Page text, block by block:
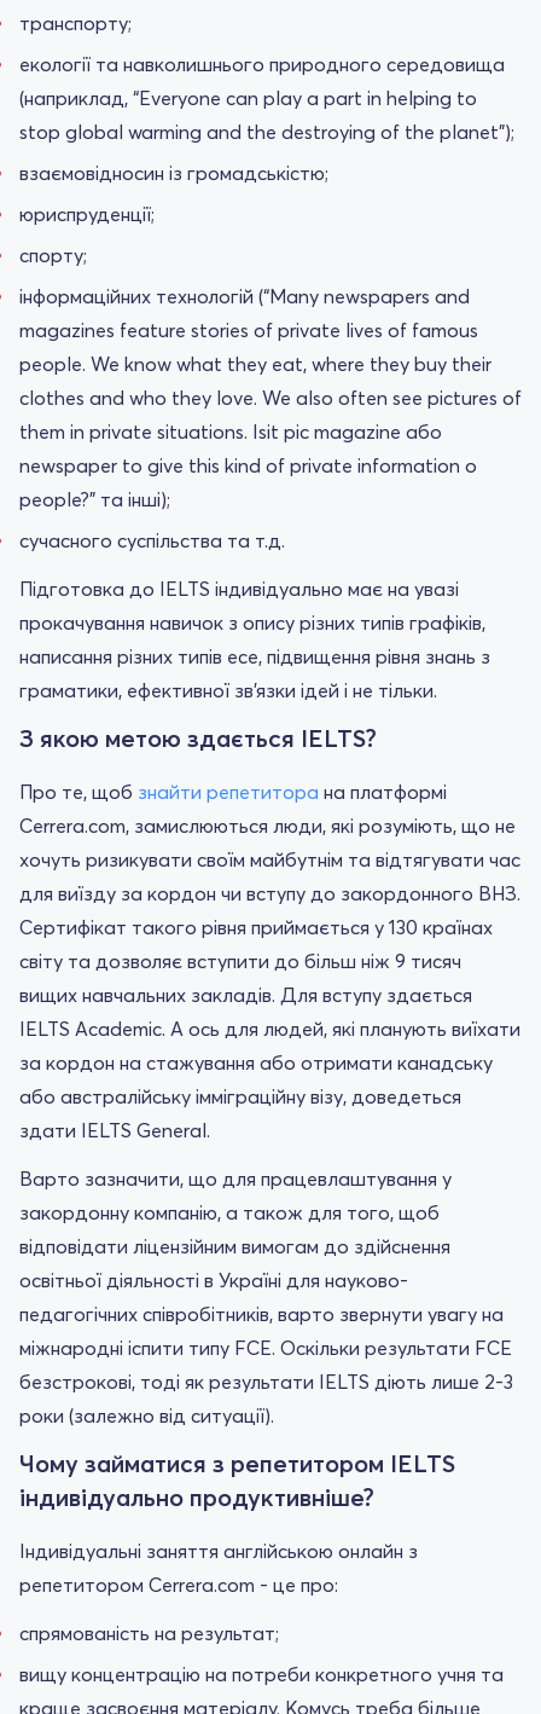
транспорту;
екології та навколишнього природного середовища
(наприклад, “Everyone can play a part in helping to
stop global warming and the destroying of the planet”);
взаємовідносин із громадськістю;
юриспруденції;
спорту;
інформаційних технологій (“Many newspapers and
magazines feature stories of private lives of famous
people. We know what they eat, where they buy their
clothes and who they love. We also often see pictures of
them in private situations. Isit pic magazine або
newspaper to give this kind of private information o
people?” та інші);
сучасного суспільства та т.д.
Підготовка до IELTS індивідуально має на увазі
прокачування навичок з опису різних типів графіків,
написання різних типів есе, підвищення рівня знань з
граматики, ефективної зв'язки ідей і не тільки.
З якою метою здається IELTS?
Про те, щоб знайти репетитора на платформі
Cerrera.com, замислюються люди, які розуміють, що не
хочуть ризикувати своїм майбутнім та відтягувати час
для виїзду за кордон чи вступу до закордонного ВНЗ.
Сертифікат такого рівня приймається у 130 країнах
світу та дозволяє вступити до більш ніж 9 тисяч
вищих навчальних закладів. Для вступу здається
IELTS Academic. А ось для людей, які планують виїхати
за кордон на стажування або отримати канадську
або австралійську імміграційну візу, доведеться
здати IELTS General.
Варто зазначити, що для працевлаштування у
закордонну компанію, а також для того, щоб
відповідати ліцензійним вимогам до здійснення
освітньої діяльності в Україні для науково-
педагогічних співробітників, варто звернути увагу на
міжнародні іспити типу FCE. Оскільки результати FCE
безстрокові, тоді як результати IELTS діють лише 2-3
роки (залежно від ситуації).
Чому займатися з репетитором IELTS
індивідуально продуктивніше?
Індивідуальні заняття англійською онлайн з
репетитором Cerrera.com - це про:
спрямованість на результат;
вищу концентрацію на потреби конкретного учня та
краще засвоєння матеріалу. Комусь треба більше